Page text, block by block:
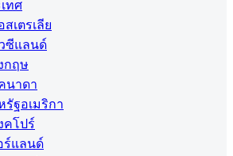
ทศ
เตรเลีย
ซีแลนด์
กฤษ
นาดา
รัฐอเมริกา
คโปร์
ร์แลนด์